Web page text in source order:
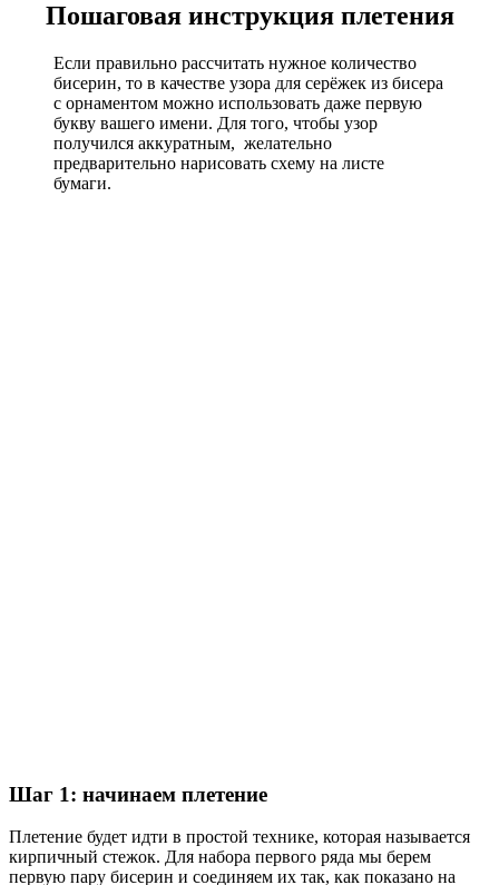
Пошаговая инструкция плетения
Если правильно рассчитать нужное количество
бисерин, то в качестве узора для серёжек из бисера
с орнаментом можно использовать даже первую
букву вашего имени. Для того, чтобы узор
получился аккуратным, желательно
предварительно нарисовать схему на листе
бумаги.
Шаг 1: начинаем плетение
Плетение будет идти в простой технике, которая называется
кирпичный стежок. Для набора первого ряда мы берем
первую пару бисерин и соединяем их так, как показано на